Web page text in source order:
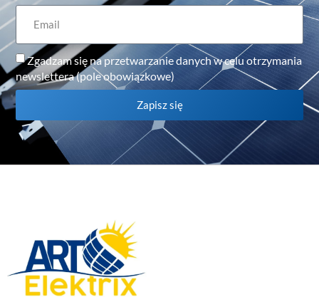
Zgadzam się na przetwarzanie danych w celu otrzymania
newslettera (pole obowiązkowe)
Zapisz się